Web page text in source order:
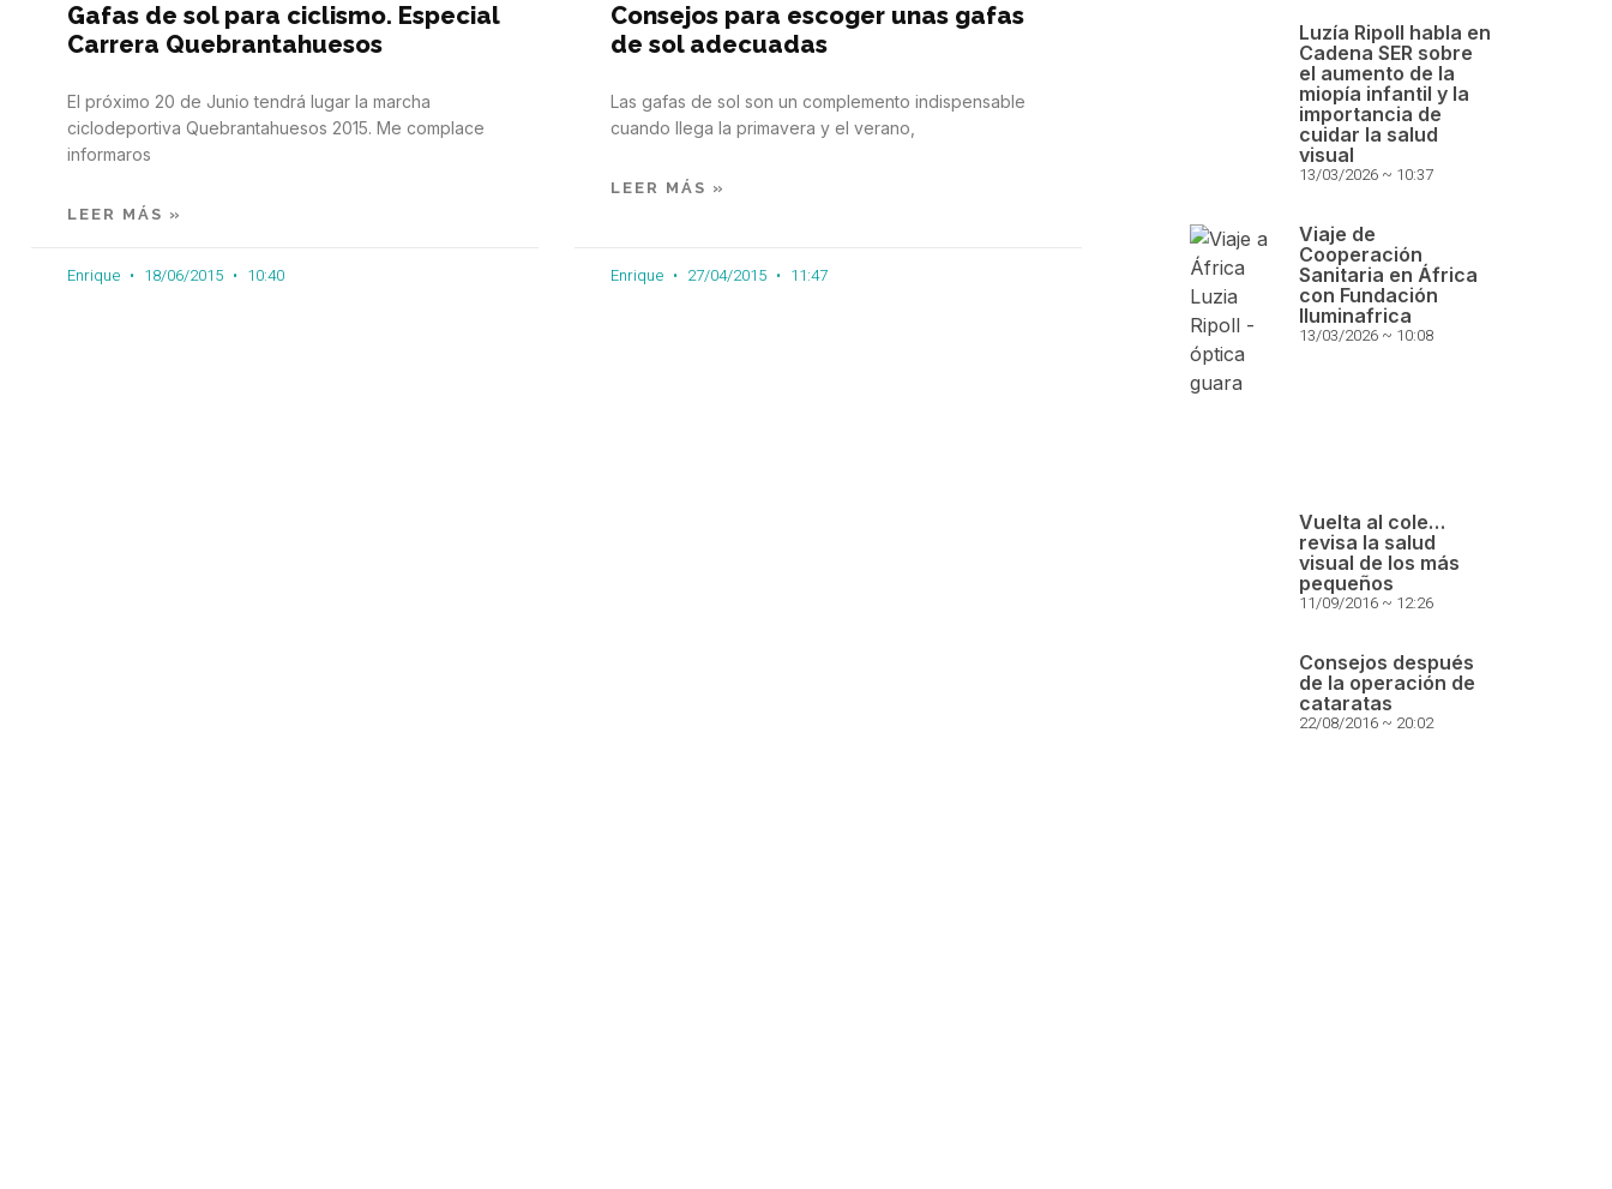
Gafas de sol para ciclismo. Especial
Carrera Quebrantahuesos
El próximo 20 de Junio tendrá lugar la marcha
ciclodeportiva Quebrantahuesos 2015. Me complace
informaros
LEER MÁS »
Enrique 18/06/2015 10:40
Consejos para escoger unas gafas
de sol adecuadas
Las gafas de sol son un complemento indispensable
cuando llega la primavera y el verano,
LEER MÁS »
Enrique 27/04/2015 11:47
Luzía Ripoll habla en
Cadena SER sobre
el aumento de la
miopía infantil y la
importancia de
cuidar la salud
visual
13/03/2026 10:37
Viaje de
Cooperación
Sanitaria en África
con Fundación
Iluminafrica
13/03/2026 10:08
Vuelta al cole…
revisa la salud
visual de los más
pequeños
11/09/2016 12:26
Consejos después
de la operación de
cataratas
22/08/2016 20:02